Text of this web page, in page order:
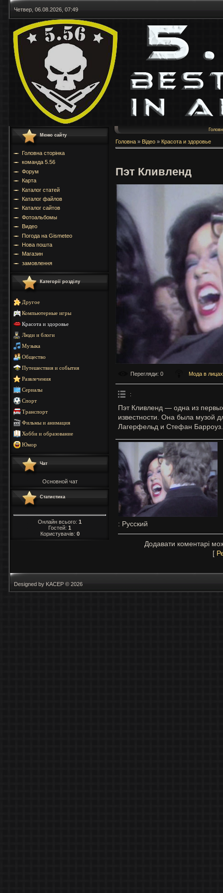
Четвер, 06.08.2026, 07:49
Меню сайту
Головна сторінка
команда 5.56
Форум
Карта
Каталог статей
Каталог файлов
Каталог сайтов
Фотоальбомы
Видео
Погода на Gismeteo
Нова пошта
Магазин
замовлення
Категорії розділу
Другое
Компьютерные игры
Красота и здоровье
Люди и блоги
Музыка
Общество
Путешествия и события
Развлечения
Сериалы
Спорт
Транспорт
Фильмы и анимация
Хобби и образование
Юмор
Чат
Основной чат
Статистика
Онлайн всього: 1
Гостей: 1
Користувачів: 0
Головна » Відео » Красота и здоровье
Пэт Кливленд
Перегляди: 0 Мода в лицах
:
Пэт Кливленд — одна из
известности. Она была музой
Лагерфельд и Стефан Барроуз.
: Русский
Додавати коментарі
[
Designed by KACEP © 2026